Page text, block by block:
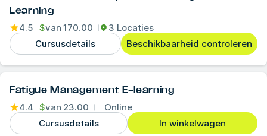
Learning
4.5 $van 170.00
3 Locaties
Cursusdetails
Beschikbaarheid controleren
Fatigue Management E-learning
4.4 $van 23.00
Online
Cursusdetails
In winkelwagen